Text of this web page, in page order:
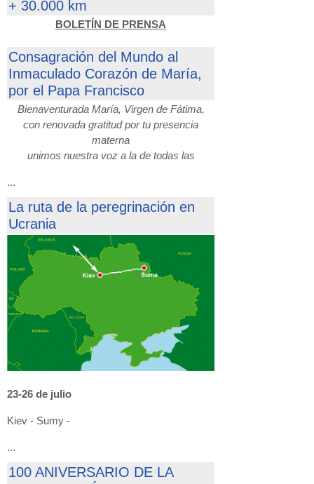
+ 30.000 km
BOLETÍN DE PRENSA
Consagración del Mundo al
Inmaculado Corazón de María,
por el Papa Francisco
Bienaventurada María, Virgen de Fátima,
con renovada gratitud por tu presencia
materna
unimos nuestra voz a la de todas las
...
La ruta de la peregrinación en
Ucrania
23-26 de julio
Kiev - Sumy -
...
100 ANIVERSARIO DE LA